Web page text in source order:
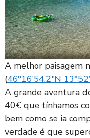
A melhor paisagem
(46°16’54.2″N
A grande aventura
40€ que tínhamos
bem como se ia
verdade é que